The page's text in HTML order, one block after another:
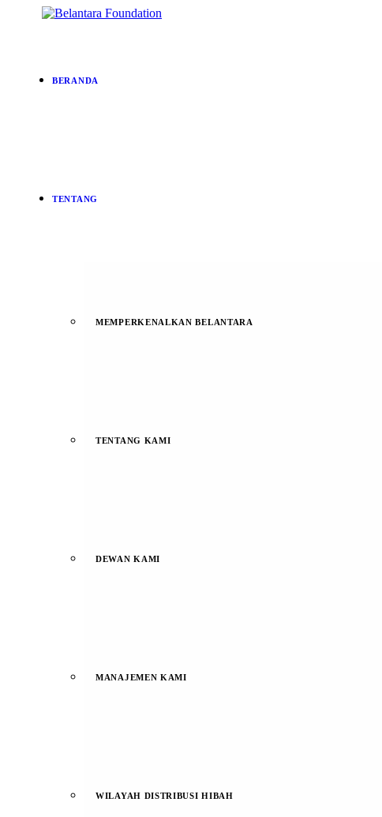
BERANDA
TENTANG
MEMPERKENALKAN BELANTARA
TENTANG KAMI
DEWAN KAMI
MANAJEMEN KAMI
WILAYAH DISTRIBUSI HIBAH